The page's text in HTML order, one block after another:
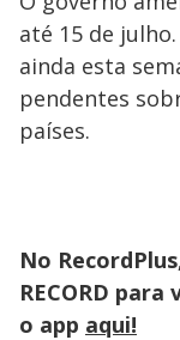
até 15 de
ainda esta
pendentes
países.
No
RECORD
o app aqui!